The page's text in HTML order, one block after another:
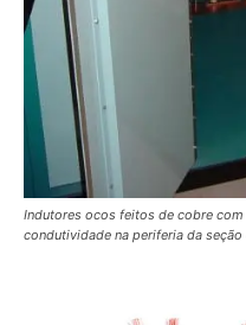
Indutores ocos feitos de cobre
condutividade na periferia da